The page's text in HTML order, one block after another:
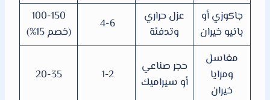
جاكوزي أو
بانيو خيران
عزل حراري
وتدفئة
4-6
100-150
(خصم 15%)
مغاسل
ومرايا
خيران
حجر صناعي
أو سيراميك
1-2
20-35